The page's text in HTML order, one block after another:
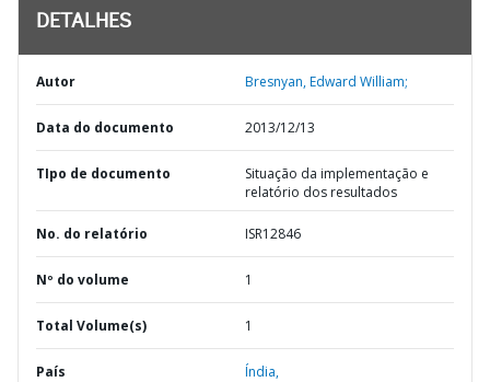
DETALHES
Autor Bresnyan, Edward William;
Data do documento 2013/12/13
TIpo de documento
Situação da implementação e
relatório dos resultados
No. do relatório ISR12846
Nº do volume 1
Total Volume(s) 1
País Índia,